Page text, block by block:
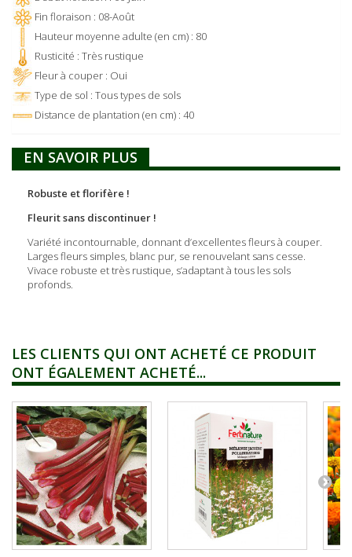
Fin floraison : 08-Août
Hauteur moyenne adulte (en cm) : 80
Rusticité : Très rustique
Fleur à couper : Oui
Type de sol : Tous types de sols
Distance de plantation (en cm) : 40
EN SAVOIR PLUS
Robuste et florifère !
Fleurit sans discontinuer !
Variété incontournable, donnant d’excellentes fleurs à couper.
Larges fleurs simples, blanc pur, se renouvelant sans cesse.
Vivace robuste et très ­rustique, s’adaptant à tous les sols
profonds.
LES CLIENTS QUI ONT ACHETÉ CE PRODUIT
ONT ÉGALEMENT ACHETÉ...